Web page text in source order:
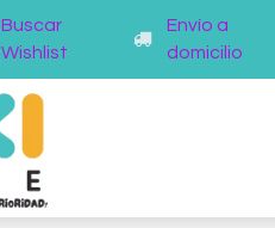
Buscar
Wishlist
Envío a
domicilio